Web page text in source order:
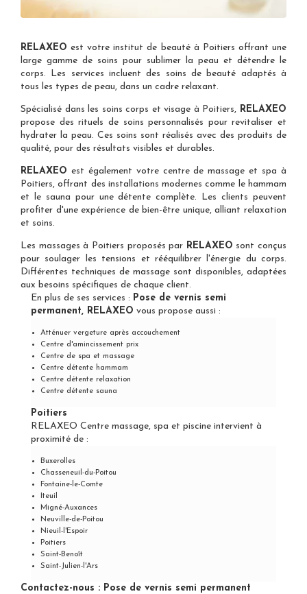
RELAXEO est votreinstitut de beauté à Poitiers offrant une
large gamme de soins pour sublimer la peau et détendre le
corps. Les services incluent des soins de beauté adaptés à
tous les types de peau, dans un cadre relaxant.
Spécialisé dans les soins corps et visage à Poitiers, RELAXEO
propose des rituels de soins personnalisés pour revitaliser et
hydrater la peau. Ces soins sont réalisés avec des produits de
qualité, pour des résultats visibles et durables.
RELAXEO est également votre centre de massage et spa à
Poitiers, offrant des installations modernes comme le hammam
et le sauna pour une détente complète. Les clients peuvent
profiter d'une expérience de bien-être unique, alliant relaxation
et soins.
Les massages à Poitiers proposés par RELAXEO sont conçus
pour soulager les tensions et rééquilibrer l'énergie du corps.
Différentes techniques de massage sont disponibles, adaptées
aux besoins spécifiques de chaque client.
En plus de ses services : Pose de vernis semi
permanent, RELAXEO vous propose aussi :
Atténuer vergeture après accouchement
Centre d'amincissement prix
Centre de spa et massage
Centre détente hammam
Centre détente relaxation
Centre détente sauna
Poitiers
RELAXEO Centre massage, spa et piscine intervient à
proximité de :
Buxerolles
Chasseneuil-du-Poitou
Fontaine-le-Comte
Iteuil
Migné-Auxances
Neuville-de-Poitou
Nieuil-l'Espoir
Poitiers
Saint-Benoît
Saint-Julien-l'Ars
Contactez-nous : Pose de vernis semi permanent